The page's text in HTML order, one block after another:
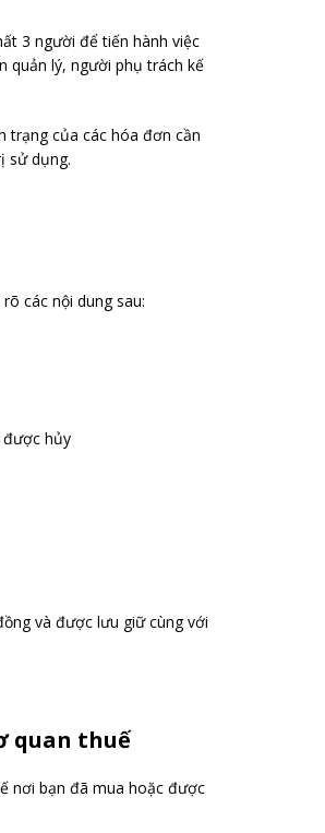
3 người để tiến hành việc
quản lý, người phụ trách kế
trạng của các hóa đơn cần
sử dụng.
các nội dung sau:
được hủy
và được lưu giữ cùng với
quan thuế
nơi bạn đã mua hoặc được